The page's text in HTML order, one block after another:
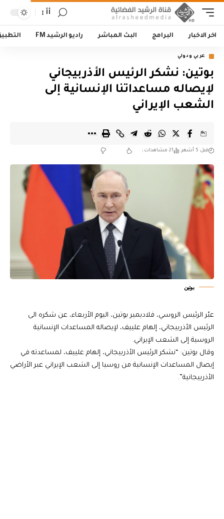
أأ
اخر الاخبار البرامج البث المباشر راديو الرشيد FM
عربي ودولي
بوتين: نشكر الرئيس الأذربيجاني
لإيصاله مساعداتنا الإنسانية إلى
الشعب الإيراني
قبل 5 أشهر 21 مشاهدات
بوتين
عبّر الرئيس الروسي، فلاديمير بوتين، اليوم الأربعاء، عن شكره الى
الرئيس الأذربيجاني، إلهام علييف، لإيصاله المساعدات الإنسانية
الروسية إلى الشعب الإيراني.
وقال بوتين: “نشكر الرئيس الأذربيجاني، إلهام علييف، لمساعدته في
إيصال المساعدات الإنسانية من روسيا إلى الشعب الإيراني عبر الأراضي
الأذربيجانية”.